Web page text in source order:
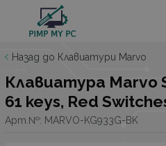
Назад до Клавиатури Marvo
Клавиатура Marvo
61 keys, Red
Арт.№: MARVO-KG933G-BK